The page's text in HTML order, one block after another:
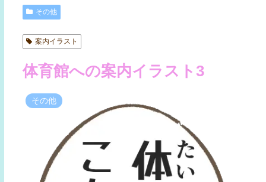
その他
案内イラスト
体育館への案内イラスト3
その他